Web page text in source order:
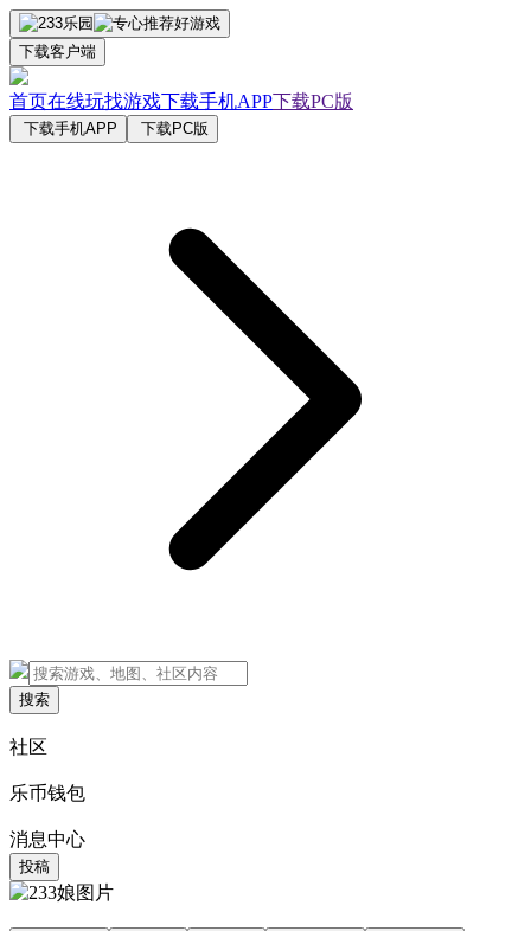
下载客户端
首页在线玩找游戏下载手机APP下载PC版
下载手机APP 下载PC版
搜索
社区
乐币钱包
消息中心
投稿